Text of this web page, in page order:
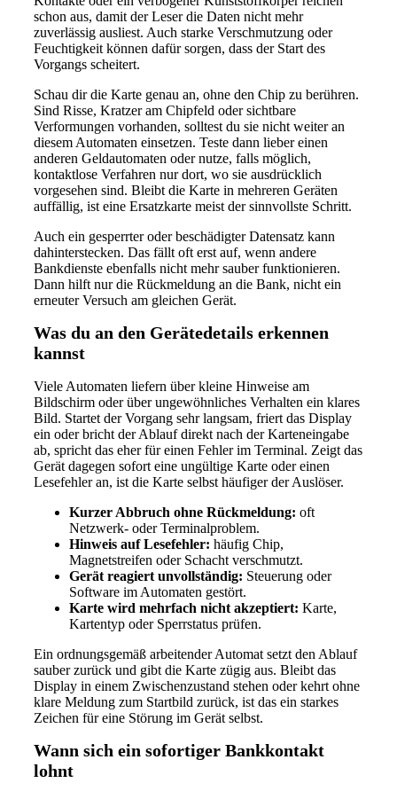
schon aus, damit der Leser die Daten nicht mehr
zuverlässig ausliest. Auch starke Verschmutzung oder
Feuchtigkeit können dafür sorgen, dass der Start des
Vorgangs scheitert.
Schau dir die Karte genau an, ohne den Chip zu berühren.
Sind Risse, Kratzer am Chipfeld oder sichtbare
Verformungen vorhanden, solltest du sie nicht weiter an
diesem Automaten einsetzen. Teste dann lieber einen
anderen Geldautomaten oder nutze, falls möglich,
kontaktlose Verfahren nur dort, wo sie ausdrücklich
vorgesehen sind. Bleibt die Karte in mehreren Geräten
auffällig, ist eine Ersatzkarte meist der sinnvollste Schritt.
Auch ein gesperrter oder beschädigter Datensatz kann
dahinterstecken. Das fällt oft erst auf, wenn andere
Bankdienste ebenfalls nicht mehr sauber funktionieren.
Dann hilft nur die Rückmeldung an die Bank, nicht ein
erneuter Versuch am gleichen Gerät.
Was du an den Gerätedetails erkennen
kannst
Viele Automaten liefern über kleine Hinweise am
Bildschirm oder über ungewöhnliches Verhalten ein klares
Bild. Startet der Vorgang sehr langsam, friert das Display
ein oder bricht der Ablauf direkt nach der Karteneingabe
ab, spricht das eher für einen Fehler im Terminal. Zeigt das
Gerät dagegen sofort eine ungültige Karte oder einen
Lesefehler an, ist die Karte selbst häufiger der Auslöser.
Kurzer Abbruch ohne Rückmeldung: oft
Netzwerk- oder Terminalproblem.
Hinweis auf Lesefehler: häufig Chip,
Magnetstreifen oder Schacht verschmutzt.
Gerät reagiert unvollständig: Steuerung oder
Software im Automaten gestört.
Karte wird mehrfach nicht akzeptiert: Karte,
Kartentyp oder Sperrstatus prüfen.
Ein ordnungsgemäß arbeitender Automat setzt den Ablauf
sauber zurück und gibt die Karte zügig aus. Bleibt das
Display in einem Zwischenzustand stehen oder kehrt ohne
klare Meldung zum Startbild zurück, ist das ein starkes
Zeichen für eine Störung im Gerät selbst.
Wann sich ein sofortiger Bankkontakt
lohnt